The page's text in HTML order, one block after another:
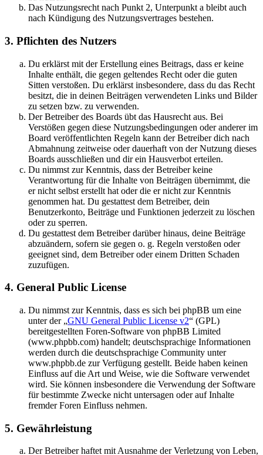
Das Nutzungsrecht nach Punkt 2, Unterpunkt a bleibt auch
nach Kündigung des Nutzungsvertrages bestehen.
3. Pflichten des Nutzers
Du erklärst mit der Erstellung eines Beitrags, dass er keine
Inhalte enthält, die gegen geltendes Recht oder die guten
Sitten verstoßen. Du erklärst insbesondere, dass du das Recht
besitzt, die in deinen Beiträgen verwendeten Links und Bilder
zu setzen bzw. zu verwenden.
Der Betreiber des Boards übt das Hausrecht aus. Bei
Verstößen gegen diese Nutzungsbedingungen oder anderer im
Board veröffentlichten Regeln kann der Betreiber dich nach
Abmahnung zeitweise oder dauerhaft von der Nutzung dieses
Boards ausschließen und dir ein Hausverbot erteilen.
Du nimmst zur Kenntnis, dass der Betreiber keine
Verantwortung für die Inhalte von Beiträgen übernimmt, die
er nicht selbst erstellt hat oder die er nicht zur Kenntnis
genommen hat. Du gestattest dem Betreiber, dein
Benutzerkonto, Beiträge und Funktionen jederzeit zu löschen
oder zu sperren.
Du gestattest dem Betreiber darüber hinaus, deine Beiträge
abzuändern, sofern sie gegen o. g. Regeln verstoßen oder
geeignet sind, dem Betreiber oder einem Dritten Schaden
zuzufügen.
4. General Public License
Du nimmst zur Kenntnis, dass es sich bei phpBB um eine
unter der „GNU General Public License v2“ (GPL)
bereitgestellten Foren-Software von phpBB Limited
(www.phpbb.com) handelt; deutschsprachige Informationen
werden durch die deutschsprachige Community unter
www.phpbb.de zur Verfügung gestellt. Beide haben keinen
Einfluss auf die Art und Weise, wie die Software verwendet
wird. Sie können insbesondere die Verwendung der Software
für bestimmte Zwecke nicht untersagen oder auf Inhalte
fremder Foren Einfluss nehmen.
5. Gewährleistung
Der Betreiber haftet mit Ausnahme der Verletzung von Leben,